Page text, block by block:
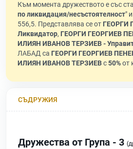
Към момента дружеството е със
по ликвидация/несъстоятелност"
556,5. Представлява се от ГЕОРГИ
Ликвидатор, ГЕОРГИ ГЕОРГИЕВ
ИЛИЯН ИВАНОВ ТЕРЗИЕВ -
ЛАБАД са ГЕОРГИ ГЕОРГИЕВ
ИЛИЯН ИВАНОВ ТЕРЗИЕВс50%от
СЪДРУЖИЯ
Дружества от Група - 3